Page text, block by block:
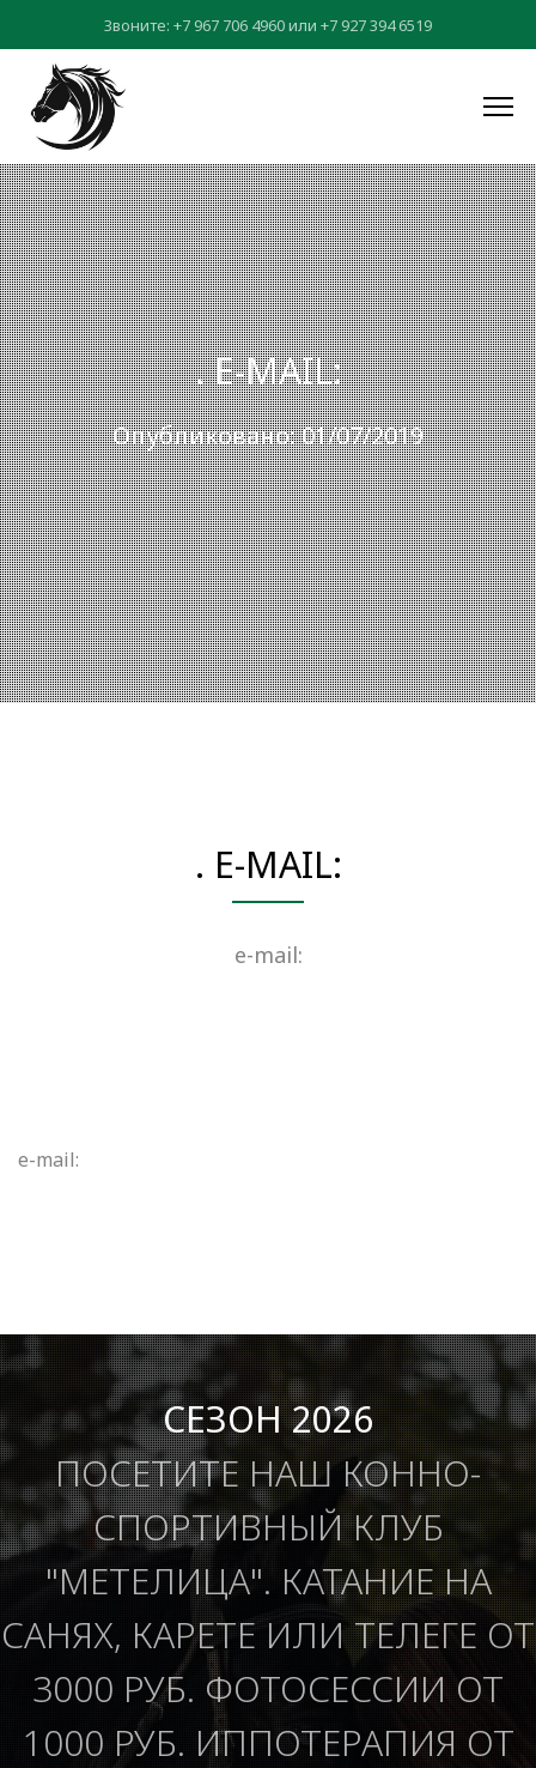
Звоните: +7 967 706 4960или +7 927 394 6519
. E-MAIL:
Опубликовано: 01/07/2019
. E-MAIL:
e-mail:
e-mail:
СЕЗОН 2026
ПОСЕТИТЕ НАШ КОННО-
СПОРТИВНЫЙ КЛУБ
"МЕТЕЛИЦА". КАТАНИЕ НА
САНЯХ, КАРЕТЕ ИЛИ ТЕЛЕГЕ ОТ
3000 РУБ. ФОТОСЕССИИ ОТ
1000 РУБ. ИППОТЕРАПИЯ ОТ